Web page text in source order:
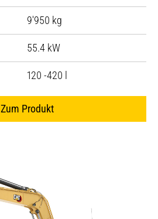
9'950 kg
55.4 kW
120 -420 l
Zum Produkt